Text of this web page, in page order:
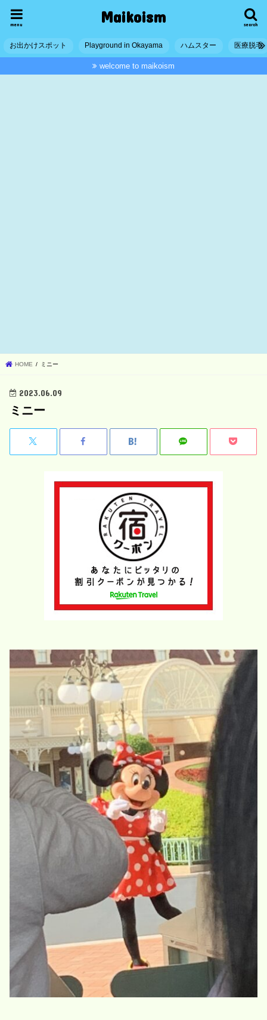
Maikoism search
menu
お出かけスポット Playground in Okayama ハムスター 医療脱毛
welcome to maikoism
HOME ミニー
2023.06.09
ミニー